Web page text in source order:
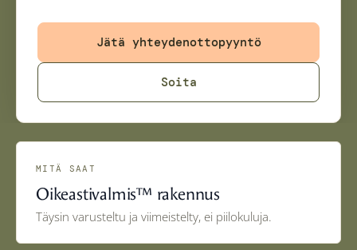
kokonaisuutena suoraan pihaasi.
Jätä yhteydenottopyyntö
Soita
MITÄ SAAT
Oikeastivalmis™ rakennus
Täysin varusteltu ja viimeistelty, ei piilokuluja.